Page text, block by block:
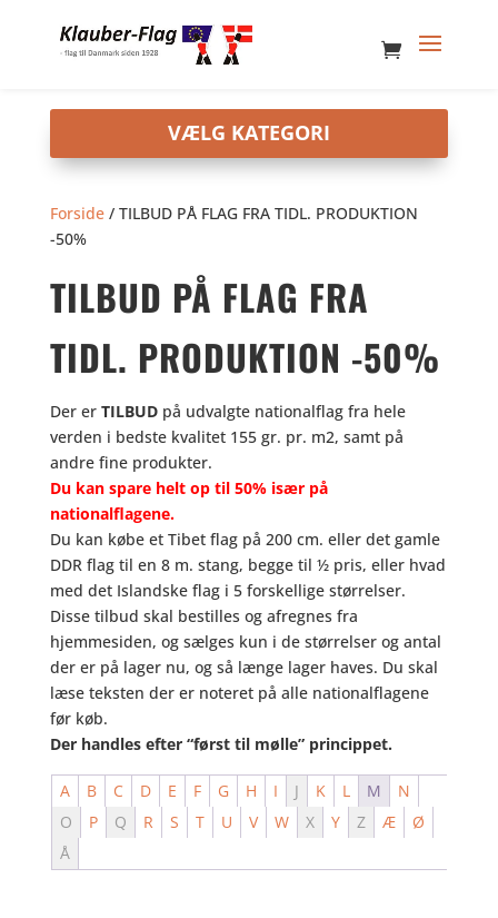
Forside/ TILBUD PÅ FLAG FRA TIDL. PRODUKTION
-50%
TILBUD PÅ FLAG FRA
TIDL. PRODUKTION -50%
Der er TILBUDpå udvalgte nationalflag fra hele
verden i bedste kvalitet 155 gr. pr. m2, samt på
andre fine produkter.
Du kan spare helt op til 50% især på
nationalflagene.
Du kan købe et Tibet flag på 200 cm. eller det gamle
DDR flag til en 8 m. stang, begge til ½ pris, eller hvad
med det Islandske flag i 5 forskellige størrelser.
Disse tilbud skal bestilles og afregnes fra
hjemmesiden, og sælges kun i de størrelser og antal
der er på lager nu, og så længe lager haves. Du skal
læse teksten der er noteret på alle nationalflagene
før køb.
Der handles efter “først til mølle” princippet.
A B C D E F G H I J K L M
N
O
P Q R S T U V W X Y Z Æ
Ø
Å